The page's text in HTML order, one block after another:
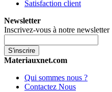
Satisfaction client
Newsletter
Inscrivez-vous à notre newsletter
S'inscrire
Materiauxnet.com
Qui sommes nous ?
Contactez Nous